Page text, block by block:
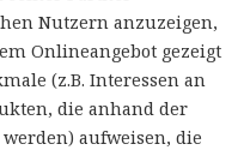
Nutzern anzuzeigen,
Onlineangebot gezeigt
(z.B. Interessen an
die anhand der
aufweisen, die